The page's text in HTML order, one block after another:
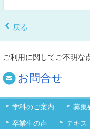
戻る
ご利用に関してご不明な
お問合せ
学科のご案内 募集
卒業生の声 テキス